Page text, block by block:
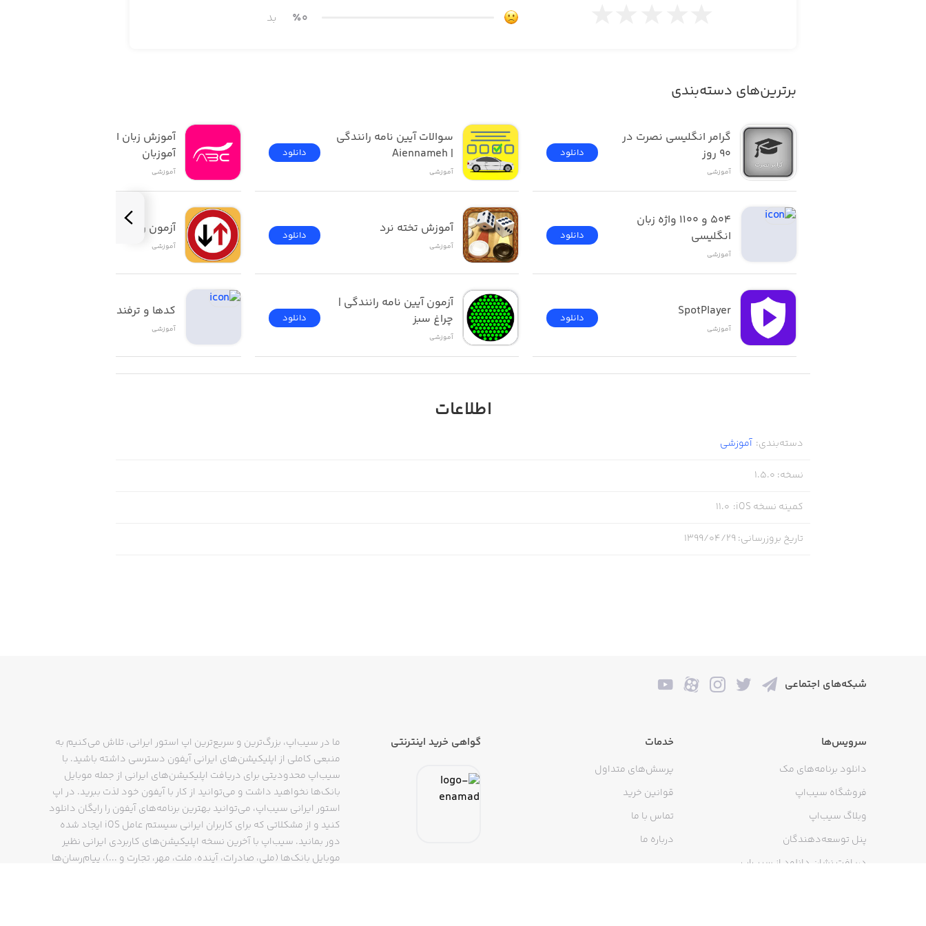
٪0 بد
برترین‌های دسته‌بندی
٩٠ روز
آموزشی
دانلود
انگلیسی
آموزشی
دانلود
SpotPlayer
آموزشی
دانلود
| Aiennameh
آموزشی
دانلود
آموزش تخته نرد
آموزشی
دانلود
چراغ سبز
آموزشی
دانلود
آموزبان
آموزشی
آزمون راهنمایی و رانندگی
آموزشی
کدها و ترفندهای ios
آموزشی
اطلاعات
دسته‌بندی: آموزشی
نسخه:
1.5.0
کمینه نسخه iOS :
11.0
تاریخ بروزرسانی: ۱۳۹۹/۰۴/۲۹
شبکه‌های اجتماعی
سرویس‌ها
دانلود برنامه‌های مک
فروشگاه سیب‌اپ
وبلاگ سیب‌اپ
پنل توسعه‌دهندگان
دریافت نشان دانلود از سیب‌اپ
خدمات
پرسش‌های متداول
قوانین خرید
تماس با ما
درباره ما
گواهی خرید اینترنتی
ما در سیب‌اپ، بزرگ‌ترین و سریع‌ترین اپ استور ایرانی، تلاش می‌کنیم به
منبعی کاملی از اپلیکیشن‌های ایرانی آیفون دسترسی داشته باشید. با
سیب‌اپ محدودیتی برای دریافت اپلیکیشن‌های ایرانی از جمله موبایل
بانک‌ها نخواهید داشت و می‌توانید از کار با آیفون خود لذت ببرید. در اپ
استور ایرانی سیب‌اپ، می‌توانید بهترین برنامه‌های آیفون را رایگان دانلود
کنید و از مشکلاتی که برای کاربران ایرانی سیستم عامل iOS ایجاد شده
دور بمانید. سیب‌اپ با آخرین نسخه اپلیکیشن‌های کاربردی ایرانی نظیر
موبایل بانک‌ها (ملی، صادرات، آینده، ملت، مهر، تجارت و ...)، پیام‌رسان‌ها